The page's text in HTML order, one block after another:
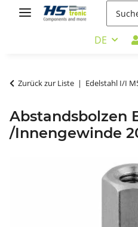
DE
Zurück zur Liste Edelstahl I/I
Abstandsbolzen
/Innengewinde